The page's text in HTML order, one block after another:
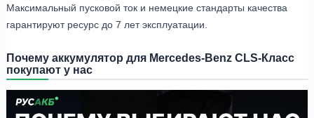
Максимальный пусковой ток и немецкие стандарты качества
гарантируют ресурс до 7 лет эксплуатации.
Почему аккумулятор для Mercedes-Benz CLS-Класс
покупают у нас